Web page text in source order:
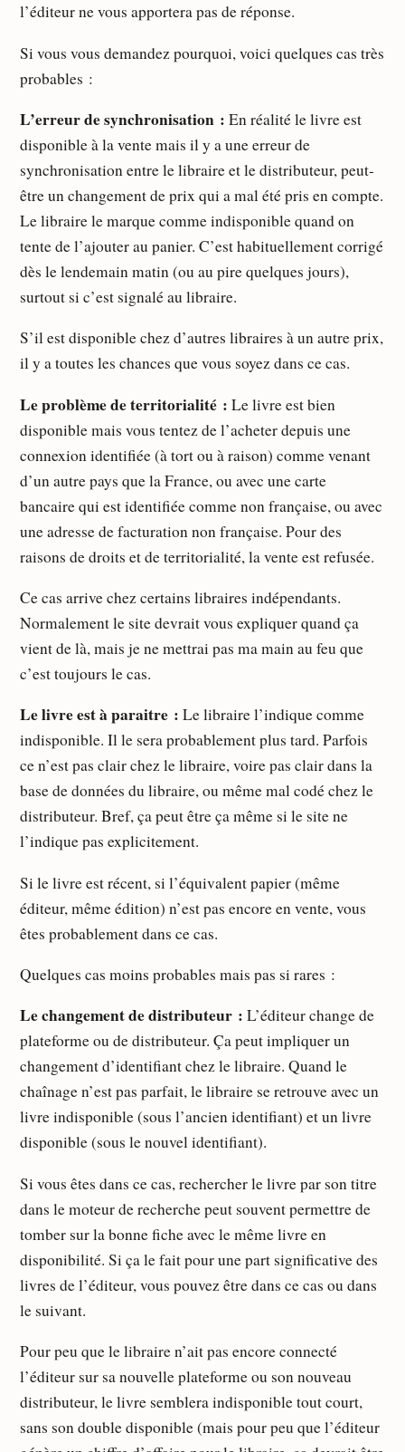
l’éditeur ne vous apportera pas de réponse.
Si vous vous demandez pourquoi, voici quelques cas très
probables :
L’erreur de synchronisation : En réalité le livre est
disponible à la vente mais il y a une erreur de
synchronisation entre le libraire et le distributeur, peut-
être un changement de prix qui a mal été pris en compte.
Le libraire le marque comme indisponible quand on
tente de l’ajouter au panier. C’est habituellement corrigé
dès le lendemain matin (ou au pire quelques jours),
surtout si c’est signalé au libraire.
S’il est disponible chez d’autres libraires à un autre prix,
il y a toutes les chances que vous soyez dans ce cas.
Le problème de territorialité : Le livre est bien
disponible mais vous tentez de l’acheter depuis une
connexion identifiée (à tort ou à raison) comme venant
d’un autre pays que la France, ou avec une carte
bancaire qui est identifiée comme non française, ou avec
une adresse de facturation non française. Pour des
raisons de droits et de territorialité, la vente est refusée.
Ce cas arrive chez certains libraires indépendants.
Normalement le site devrait vous expliquer quand ça
vient de là, mais je ne mettrai pas ma main au feu que
c’est toujours le cas.
Le livre est à paraitre : Le libraire l’indique comme
indisponible. Il le sera probablement plus tard. Parfois
ce n’est pas clair chez le libraire, voire pas clair dans la
base de données du libraire, ou même mal codé chez le
distributeur. Bref, ça peut être ça même si le site ne
l’indique pas explicitement.
Si le livre est récent, si l’équivalent papier (même
éditeur, même édition) n’est pas encore en vente, vous
êtes probablement dans ce cas.
Quelques cas moins probables mais pas si rares :
Le changement de distributeur : L’éditeur change de
plateforme ou de distributeur. Ça peut impliquer un
changement d’identifiant chez le libraire. Quand le
chaînage n’est pas parfait, le libraire se retrouve avec un
livre indisponible (sous l’ancien identifiant) et un livre
disponible (sous le nouvel identifiant).
Si vous êtes dans ce cas, rechercher le livre par son titre
dans le moteur de recherche peut souvent permettre de
tomber sur la bonne fiche avec le même livre en
disponibilité. Si ça le fait pour une part significative des
livres de l’éditeur, vous pouvez être dans ce cas ou dans
le suivant.
Pour peu que le libraire n’ait pas encore connecté
l’éditeur sur sa nouvelle plateforme ou son nouveau
distributeur, le livre semblera indisponible tout court,
sans son double disponible (mais pour peu que l’éditeur